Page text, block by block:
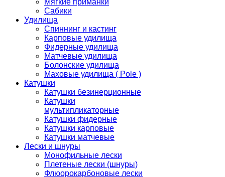
Мягкие приманки
Сабики
Удилища
Спиннинг и кастинг
Карповые удилища
Фидерные удилища
Матчевые удилища
Болонские удилища
Маховые удилища ( Pole )
Катушки
Катушки безинерционные
Катушки
мультипликаторные
Катушки фидерные
Катушки карповые
Катушки матчевые
Лески и шнуры
Монофильные лески
Плетеные лески (шнуры)
Флюорокарбоновые лески